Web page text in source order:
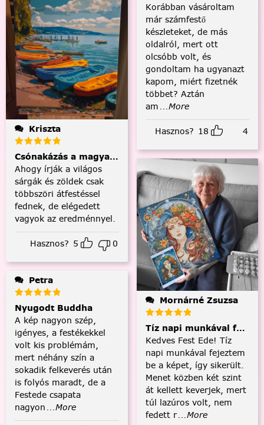
Kriszta
Csónakázás a magyar tengeren
Ahogy írják a világos
sárgák és zöldek csak
többszöri átfestéssel
fednek, de elégedett
vagyok az eredménnyel.
Hasznos? 5 0
Petra
Nyugodt Buddha
A kép nagyon szép,
igényes, a festékekkel
volt kis problémám,
mert néhány szín a
sokadik felkeverés után
is folyós maradt, de a
Festede csapata
nagyon ...More
Korábban vásároltam
már számfestő
készleteket, de más
oldalról, mert ott
olcsóbb volt, és
gondoltam ha ugyanazt
kapom, miért fizetnék
többet? Aztán
am ...More
Hasznos? 18 4
Mornárné Zsuzsa
Tíz napi munkával
Kedves Fest Ede! Tíz
napi munkával fejeztem
be a képet, így sikerült.
Menet közben két szint
át kellett keverjek, mert
túl lazúros volt, nem
fedett r...More